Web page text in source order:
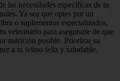
las necesidades específicas de tu
Ya sea que optes por un
o suplementos especializados,
veterinario para asegurarte de que
nutrición posible. Priorizar su
a tu felino feliz y saludable.